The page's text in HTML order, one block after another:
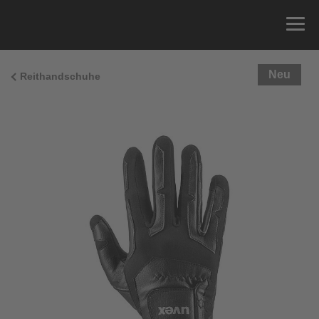
Reithandschuhe Neu
Sie können einfach Ihren Handumfang messen und
die richtige Größe aus der Größentabelle unten
x
15.0 cm
15.5 cm